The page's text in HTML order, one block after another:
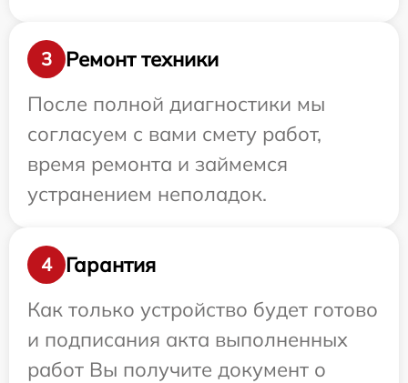
3
Ремонт техники
После полной диагностики мы
согласуем с вами смету работ,
время ремонта и займемся
устранением неполадок.
4
Гарантия
Как только устройство будет готово
и подписания акта выполненных
работ Вы получите документ о